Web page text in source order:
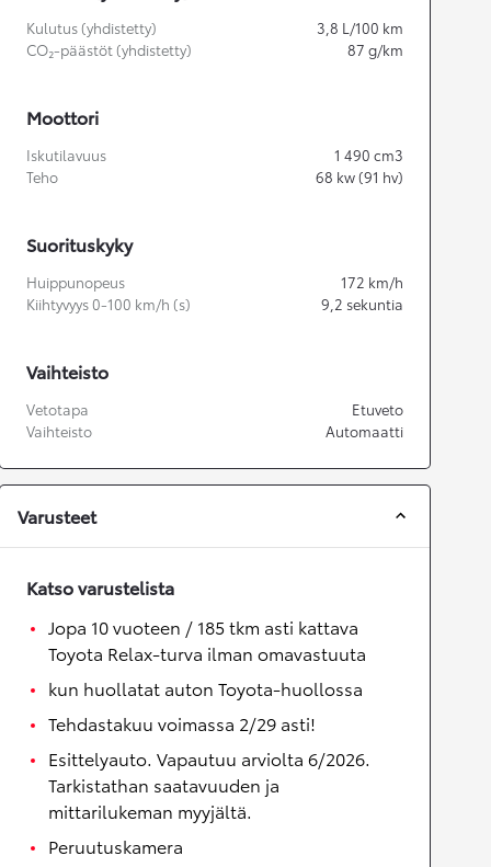
Kulutus (yhdistetty) 3,8 L/100 km
CO₂-päästöt (yhdistetty)
87 g/km
Moottori
Iskutilavuus 1 490 cm3
Teho
68 kw (91 hv)
Suorituskyky
Huippunopeus 172 km/h
Kiihtyvyys 0-100 km/h (s)
9,2 sekuntia
Vaihteisto
Vetotapa
Etuveto
Vaihteisto
Automaatti
Varusteet
Katso varustelista
Jopa 10 vuoteen / 185 tkm asti kattava
Toyota Relax-turva ilman omavastuuta
kun huollatat auton Toyota-huollossa
Tehdastakuu voimassa 2/29 asti!
Esittelyauto. Vapautuu arviolta 6/2026.
Tarkistathan saatavuuden ja
mittarilukeman myyjältä.
Peruutuskamera